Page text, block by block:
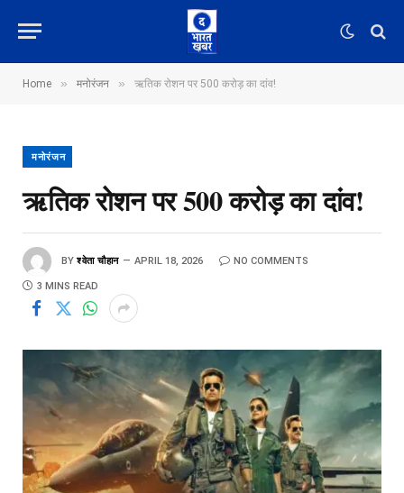
Home » मनोरंजन » ऋतिक रोशन पर 500 करोड़ का दांव!
मनोरंजन
ऋतिक रोशन पर 500 करोड़ का दांव!
BY श्वेता चौहान APRIL 18, 2026 NO COMMENTS
3 MINS READ